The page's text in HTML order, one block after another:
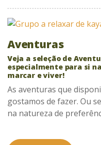
Aventuras
Veja a seleção de
especialmente para si
marcar e viver!
As aventuras que
gostamos de fazer. Ou
na natureza de